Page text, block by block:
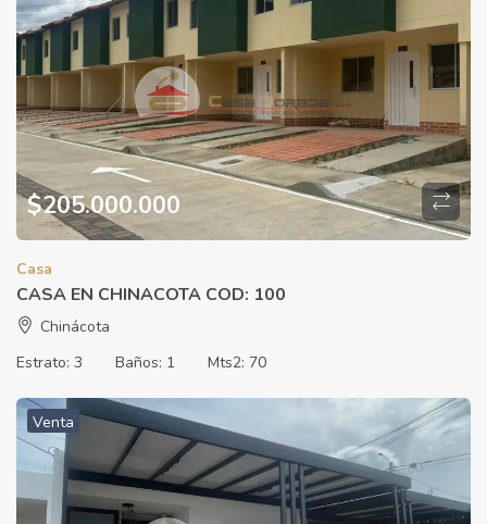
$205.000.000
Casa
CASA EN CHINACOTA COD: 100
Chinácota
Estrato: 3 Baños: 1 Mts2: 70
Venta